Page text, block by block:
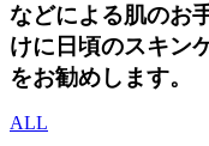
などによる肌のお
けに日頃のスキン
をお勧めします。
ALL